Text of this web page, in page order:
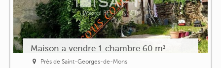
Maison a vendre 1 chambre 60 m²
Près de Saint-Georges-de-Mons